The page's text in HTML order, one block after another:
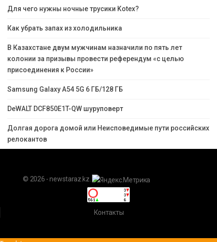
Для чего нужны ночные трусики Kotex?
Как убрать запах из холодильника
В Казахстане двум мужчинам назначили по пять лет
колонии за призывы провести референдум «с целью
присоединения к России»
Samsung Galaxy A54 5G 6 ГБ/128 ГБ
DeWALT DCF850E1T-QW шуруповерт
Долгая дорога домой или Неисповедимые пути российских
релокантов
© 2026 - newstaraz.kz.
Контакты